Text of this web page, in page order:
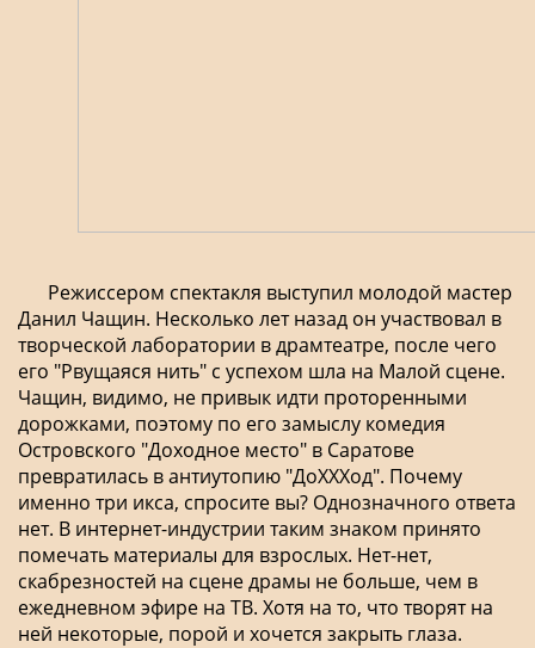
Режиссером спектакля выступил молодой мастер
Данил Чащин. Несколько лет назад он участвовал в
творческой лаборатории в драмтеатре, после чего
его "Рвущаяся нить" с успехом шла на Малой сцене.
Чащин, видимо, не привык идти проторенными
дорожками, поэтому по его замыслу комедия
Островского "Доходное место" в Саратове
превратилась в антиутопию "ДоХХХод". Почему
именно три икса, спросите вы? Однозначного ответа
нет. В интернет-индустрии таким знаком принято
помечать материалы для взрослых. Нет-нет,
скабрезностей на сцене драмы не больше, чем в
ежедневном эфире на ТВ. Хотя на то, что творят на
ней некоторые, порой и хочется закрыть глаза.